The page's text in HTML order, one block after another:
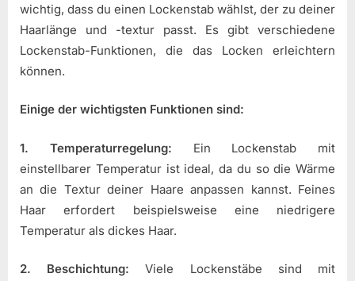
wichtig, dass du einen Lockenstab wählst, der zu deiner
Haarlänge und -textur passt. Es gibt verschiedene
Lockenstab-Funktionen, die das Locken erleichtern
können.
Einige der wichtigsten Funktionen sind:
1. Temperaturregelung: Ein Lockenstab mit
einstellbarer Temperatur ist ideal, da du so die Wärme
an die Textur deiner Haare anpassen kannst. Feines
Haar erfordert beispielsweise eine niedrigere
Temperatur als dickes Haar.
2. Beschichtung: Viele Lockenstäbe sind mit